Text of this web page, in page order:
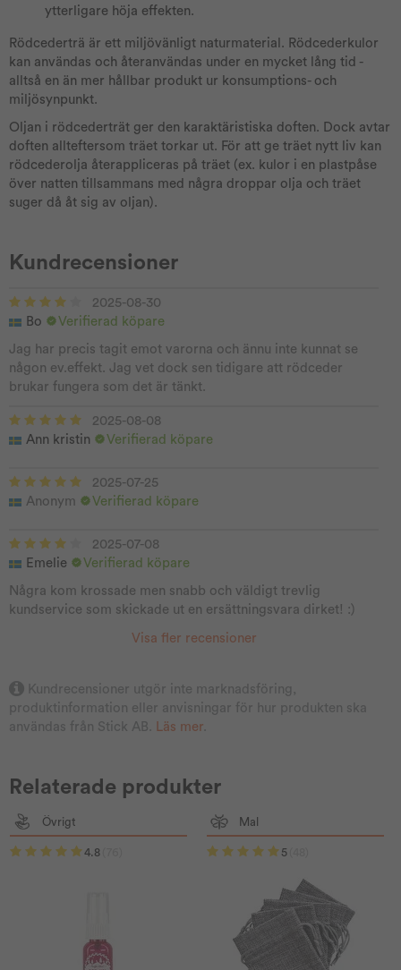
ytterligare höja effekten.
Rödcederträ är ett miljövänligt naturmaterial. Rödcederkulor
kan användas och återanvändas under en mycket lång tid -
alltså en än mer hållbar produkt ur konsumptions- och
miljösynpunkt.
Oljan i rödcederträt ger den karaktäristiska doften. Dock avtar
doften allteftersom träet torkar ut. För att ge träet nytt liv kan
rödcederolja återappliceras på träet (ex. kulor i en plastpåse
över natten tillsammans med några droppar olja och träet
suger då åt sig av oljan).
Kundrecensioner
2025-08-30
Bo
Verifierad köpare
Jag har precis tagit emot varorna och ännu inte kunnat se
någon ev.effekt. Jag vet dock sen tidigare att rödceder
brukar fungera som det är tänkt.
2025-08-08
Ann kristin
Verifierad köpare
2025-07-25
Anonym
Verifierad köpare
2025-07-08
Emelie
Verifierad köpare
Några kom krossade men snabb och väldigt trevlig
kundservice som skickade ut en ersättningsvara dirket! :)
Visa fler recensioner
Kundrecensioner utgör inte marknadsföring,
produktinformation eller anvisningar för hur produkten ska
användas från Stick AB.
Läs mer
Relaterade produkter
Övrigt
4.8
Mal
5